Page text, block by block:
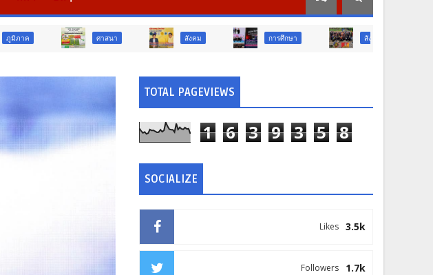
ศาสนา สังคม การศึกษา สังคม
TOTAL PAGEVIEWS
1 6 3 9 3 5 8
SOCIALIZE
3.5k
Likes
1.7k
Followers